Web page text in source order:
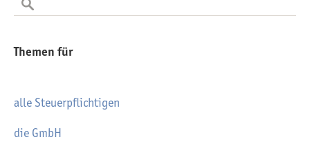
Themen für
alle Steuerpflichtigen
die GmbH